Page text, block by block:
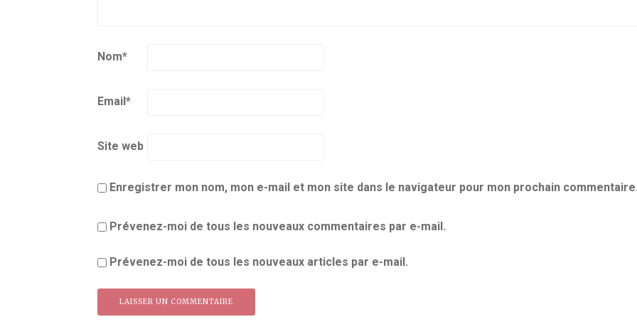
Nom*
Email *
Site web
Enregistrer mon nom, mon e-mail et mon site dans le navigateur pour mon prochain commentaire.
Prévenez-moi de tous les nouveaux commentaires par e-mail.
Prévenez-moi de tous les nouveaux articles par e-mail.